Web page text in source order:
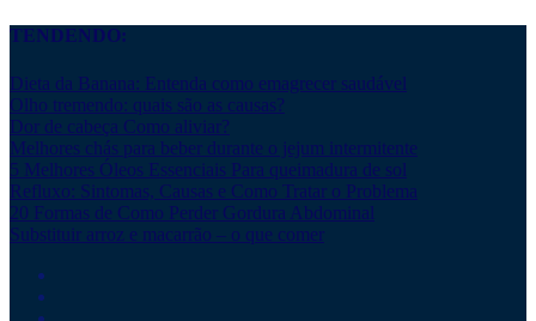
TENDENDO:
Dieta da Banana: Entenda como emagrecer saudável
Olho tremendo: quais são as causas?
Dor de cabeça Como aliviar?
Melhores chás para beber durante o jejum intermitente
5 Melhores Óleos Essenciais Para queimadura de sol
Refluxo: Sintomas, Causas e Como Tratar o Problema
20 Formas de Como Perder Gordura Abdominal
Substituir arroz e macarrão – o que comer